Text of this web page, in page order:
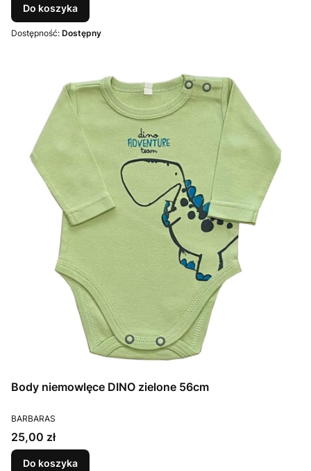
Do koszyka
Dostępność: Dostępny
Body niemowlęce DINO zielone 56cm
PRODUCENT
BARBARAS
Cena
25,00 zł
Do koszyka